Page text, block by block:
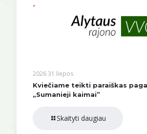
2026 31 liepos
Kviečiame teikti paraiškas
„Sumanieji kaimai”
Skaityti daugiau